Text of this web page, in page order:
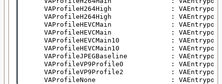
VAProfileH264High               :
VAProfileH264High               :
VAProfileHEVCMain               :
VAProfileHEVCMain               :
VAProfileHEVCMain10             :
VAProfileHEVCMain10             :
VAProfileJPEGBaseline           :
VAProfileVP9Profile0            :
VAProfileVP9Profile2            :
VAProfileNone                   :